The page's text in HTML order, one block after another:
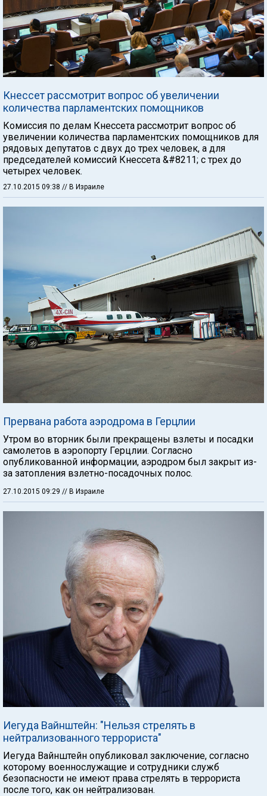
Кнессет рассмотрит вопрос об увеличении
количества парламентских помощников
Комиссия по делам Кнессета рассмотрит вопрос об
увеличении количества парламентских помощников для
рядовых депутатов с двух до трех человек, а для
председателей комиссий Кнессета &#8211; с трех до
четырех человек.
27.10.2015 09:38 // В Израиле
Прервана работа аэродрома в Герцлии
Утром во вторник были прекращены взлеты и посадки
самолетов в аэропорту Герцлии. Согласно
опубликованной информации, аэродром был закрыт из-
за затопления взлетно-посадочных полос.
27.10.2015 09:29 // В Израиле
Иегуда Вайнштейн: "Нельзя стрелять в
нейтрализованного террориста"
Иегуда Вайнштейн опубликовал заключение, согласно
которому военнослужащие и сотрудники служб
безопасности не имеют права стрелять в террориста
после того, как он нейтрализован.